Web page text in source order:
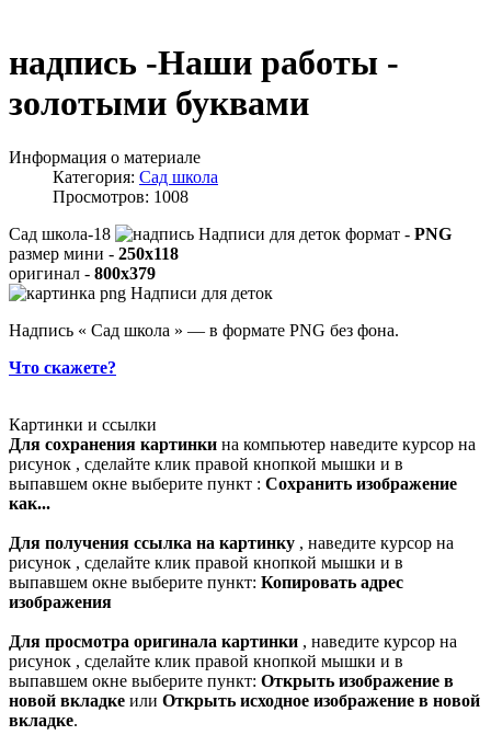
надпись -Наши работы -
золотыми буквами
Информация о материале
Категория: Сад школа
Просмотров: 1008
Сад школа-18
формат - PNG
размер мини - 250x118
оригинал - 800x379
Надпись « Сад школа » — в формате PNG без фона.
Что скажете?
Картинки и ссылки
Для сохранения картинки на компьютер наведите курсор на
рисунок , сделайте клик правой кнопкой мышки и в
выпавшем окне выберите пункт : Сохранить изображение
как...
Для получения ссылка на картинку , наведите курсор на
рисунок , сделайте клик правой кнопкой мышки и в
выпавшем окне выберите пункт: Копировать адрес
изображения
Для просмотра оригинала картинки , наведите курсор на
рисунок , сделайте клик правой кнопкой мышки и в
выпавшем окне выберите пункт: Открыть изображение в
новой вкладке или Открыть исходное изображение в новой
вкладке.